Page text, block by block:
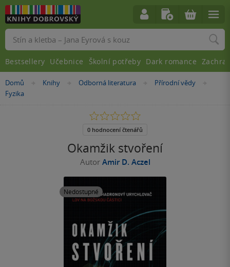
Nacházíte
se
Domů »
Knihy »
Odborná literatura »Přírodní vědy
Fyzika
Okamžik stvoření
Autor Amir D. Aczel
Nedostupné
0.0
5
0 hodnocení čtenářů
Vyhledávání
Bestsellery Učebnice Školní potřeby Dark romance